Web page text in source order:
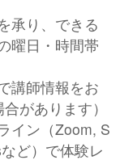
承り、できる
曜日・時間帯
講師情報をお
があります）
イン（Zoom, S
ど）で体験レ